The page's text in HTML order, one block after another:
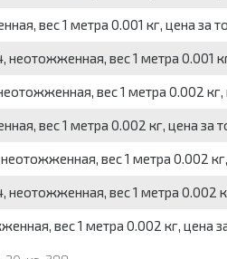
вес 1 метра 0.001 кг, цена за
вес 1 метра 0.001
вес 1 метра 0.002 кг,
вес 1 метра 0.002 кг, цена за
вес 1 метра 0.002
вес 1 метра 0.002
вес 1 метра 0.002 кг, цена